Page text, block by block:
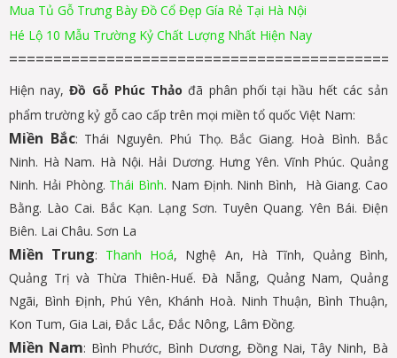
Mua Tủ Gỗ Trưng Bày Đồ Cổ Đẹp Gía Rẻ Tại Hà Nội
Hé Lộ 10 Mẫu Trường Kỷ Chất Lượng Nhất Hiện Nay
Hiện nay,Đồ Gỗ Phúc Thảođã phân phối tại hầu hết các sản
phẩm trường kỷ gỗ cao cấp trên mọi miền tổ quốc Việt Nam:
Miền Bắc: Thái Nguyên. Phú Thọ. Bắc Giang. Hoà Bình. Bắc
Ninh. Hà Nam. Hà Nội. Hải Dương. Hưng Yên. Vĩnh Phúc. Quảng
Ninh. Hải Phòng. Thái Bình. Nam Định. Ninh Bình, Hà Giang. Cao
Bằng. Lào Cai. Bắc Kạn. Lạng Sơn. Tuyên Quang. Yên Bái. Điện
Biên. Lai Châu. Sơn La
Miền Trung: Thanh Hoá, Nghệ An, Hà Tĩnh, Quảng Bình,
Quảng Trị và Thừa Thiên-Huế. Đà Nẵng, Quảng Nam, Quảng
Ngãi, Bình Định, Phú Yên, Khánh Hoà. Ninh Thuận, Bình Thuận,
Kon Tum, Gia Lai, Đắc Lắc, Đắc Nông, Lâm Đồng.
Miền Nam: Bình Phước, Bình Dương, Đồng Nai, Tây Ninh, Bà